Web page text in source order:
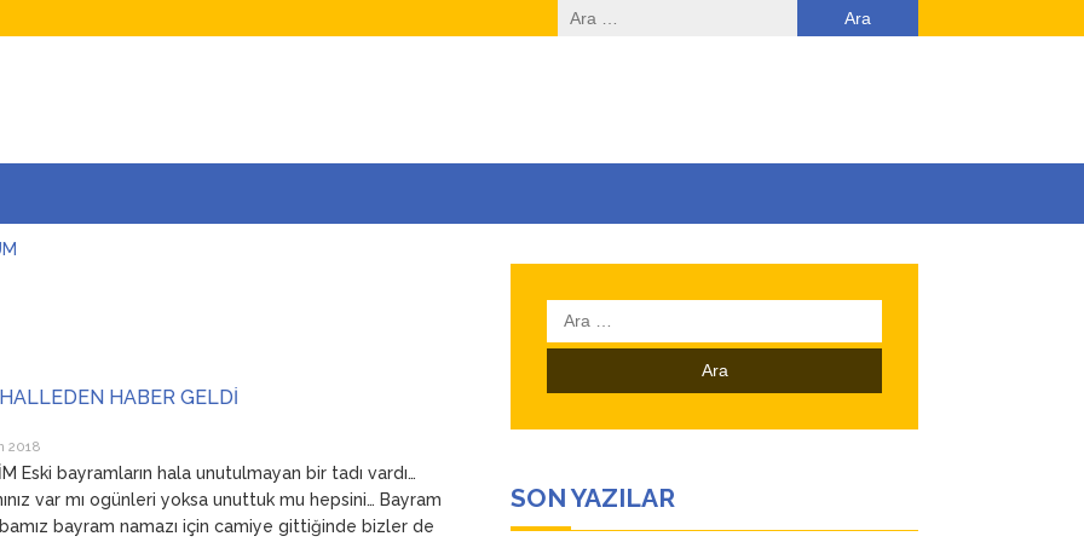
Arama:
HABER GELDİ
2018
Eski bayramların hala unutulmayan bir tadı vardı…
var mı ogünleri yoksa unuttuk mu hepsini… Bayram
bayram namazı için camiye gittiğinde bizler de
Arama:
SON YAZILAR